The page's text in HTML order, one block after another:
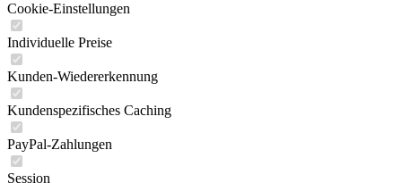
Cookie-Einstellungen
Individuelle Preise
Kunden-Wiedererkennung
Kundenspezifisches Caching
PayPal-Zahlungen
Session